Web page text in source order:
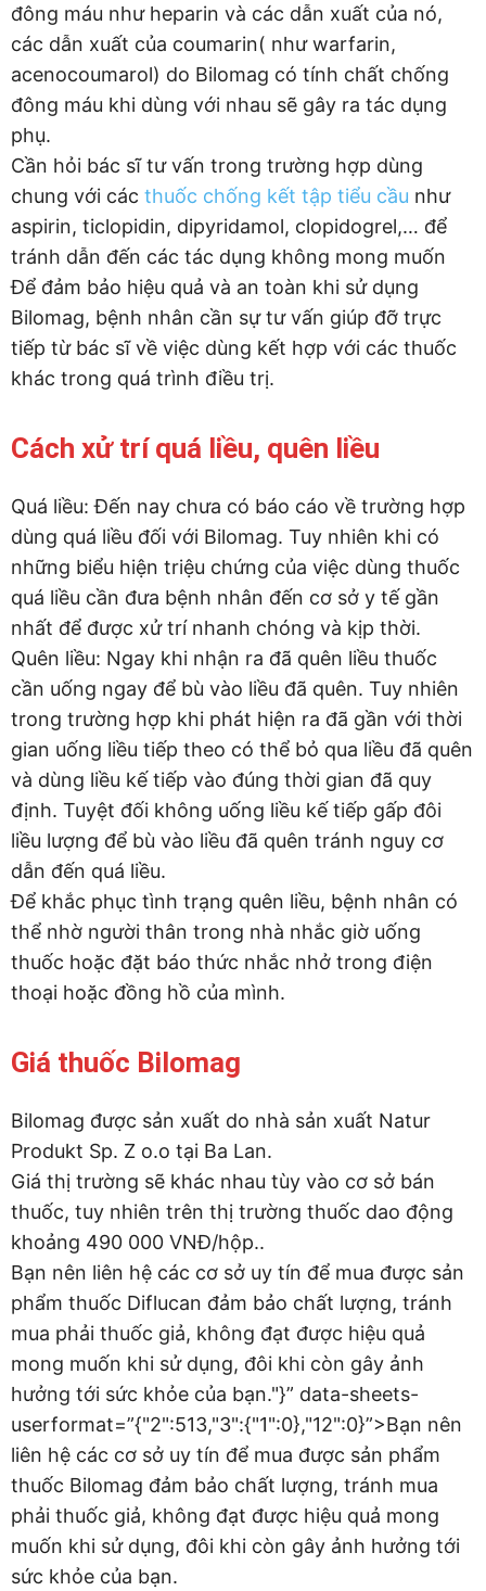
đông máu như heparin và các dẫn xuất của nó,
các dẫn xuất của coumarin( như warfarin,
acenocoumarol) do Bilomag có tính chất chống
đông máu khi dùng với nhau sẽ gây ra tác dụng
phụ.
Cần hỏi bác sĩ tư vấn trong trường hợp dùng
chung với các thuốc chống kết tập tiểu cầu như
aspirin, ticlopidin, dipyridamol, clopidogrel,… để
tránh dẫn đến các tác dụng không mong muốn
Để đảm bảo hiệu quả và an toàn khi sử dụng
Bilomag, bệnh nhân cần sự tư vấn giúp đỡ trực
tiếp từ bác sĩ về việc dùng kết hợp với các thuốc
khác trong quá trình điều trị.
Cách xử trí quá liều, quên liều
Quá liều: Đến nay chưa có báo cáo về trường hợp
dùng quá liều đối với Bilomag. Tuy nhiên khi có
những biểu hiện triệu chứng của việc dùng thuốc
quá liều cần đưa bệnh nhân đến cơ sở y tế gần
nhất để được xử trí nhanh chóng và kịp thời.
Quên liều: Ngay khi nhận ra đã quên liều thuốc
cần uống ngay để bù vào liều đã quên. Tuy nhiên
trong trường hợp khi phát hiện ra đã gần với thời
gian uống liều tiếp theo có thể bỏ qua liều đã quên
và dùng liều kế tiếp vào đúng thời gian đã quy
định. Tuyệt đối không uống liều kế tiếp gấp đôi
liều lượng để bù vào liều đã quên tránh nguy cơ
dẫn đến quá liều.
Để khắc phục tình trạng quên liều, bệnh nhân có
thể nhờ người thân trong nhà nhắc giờ uống
thuốc hoặc đặt báo thức nhắc nhở trong điện
thoại hoặc đồng hồ của mình.
Giá thuốc Bilomag
Bilomag được sản xuất do nhà sản xuất Natur
Produkt Sp. Z o.o tại Ba Lan.
Giá thị trường sẽ khác nhau tùy vào cơ sở bán
thuốc, tuy nhiên trên thị trường thuốc dao động
khoảng 490 000 VNĐ/hộp..
Bạn nên liên hệ các cơ sở uy tín để mua được sản
phẩm thuốc Diflucan đảm bảo chất lượng, tránh
mua phải thuốc giả, không đạt được hiệu quả
mong muốn khi sử dụng, đôi khi còn gây ảnh
hưởng tới sức khỏe của bạn."}” data-sheets-
userformat=”{"2":513,"3":{"1":0},"12":0}”>Bạn nên
liên hệ các cơ sở uy tín để mua được sản phẩm
thuốc Bilomag đảm bảo chất lượng, tránh mua
phải thuốc giả, không đạt được hiệu quả mong
muốn khi sử dụng, đôi khi còn gây ảnh hưởng tới
sức khỏe của bạn.